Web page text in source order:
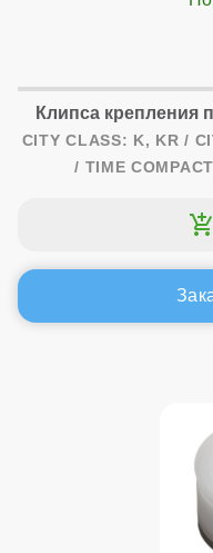
Клипса крепления
CITY CLASS: K, KR /
/ TIME